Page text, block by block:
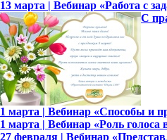
13 марта | Вебинар «Работа с
С
1 марта | Вебинар «Способы и
1 марта | Вебинар «Роль
27 февраля | Вебинар